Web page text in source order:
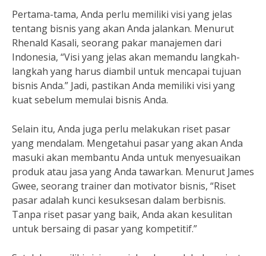
Pertama-tama, Anda perlu memiliki visi yang jelas
tentang bisnis yang akan Anda jalankan. Menurut
Rhenald Kasali, seorang pakar manajemen dari
Indonesia, “Visi yang jelas akan memandu langkah-
langkah yang harus diambil untuk mencapai tujuan
bisnis Anda.” Jadi, pastikan Anda memiliki visi yang
kuat sebelum memulai bisnis Anda.
Selain itu, Anda juga perlu melakukan riset pasar
yang mendalam. Mengetahui pasar yang akan Anda
masuki akan membantu Anda untuk menyesuaikan
produk atau jasa yang Anda tawarkan. Menurut James
Gwee, seorang trainer dan motivator bisnis, “Riset
pasar adalah kunci kesuksesan dalam berbisnis.
Tanpa riset pasar yang baik, Anda akan kesulitan
untuk bersaing di pasar yang kompetitif.”